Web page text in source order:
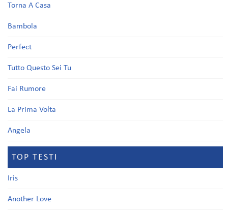
Torna A Casa
Bambola
Perfect
Tutto Questo Sei Tu
Fai Rumore
La Prima Volta
Angela
TOP TESTI
Iris
Another Love